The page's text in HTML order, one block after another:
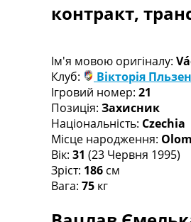
Іспанія. Ла Ліга
Ще Турніри >>>
Чемпіонат
Таблиця УПЛ
Перша Ліга
Таблиця АПЛ
Таблиця Ла Ліги
Таблиця Ліги
Всі таблиці >>>
Рейтинги
Рейтинг ФІФА
контракт,
Ім'я мовою оригіналу:
Клуб:
Вікторія
Ігровий номер: 21
Позиція: Захисник
Національність: Czechia
Місце народження:
Вік: 31 (23 Червня 1995)
Зріст: 186 см
Вага: 75 кг